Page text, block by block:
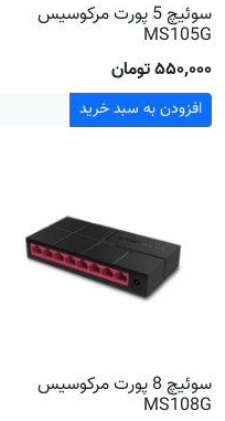
سوئیچ 5 پورت مرکوسیس
MS105G
۵۵۰٬۰۰۰ تومان
افزودن به سبد خرید
سوئیچ 8 پورت مرکوسیس
MS108G